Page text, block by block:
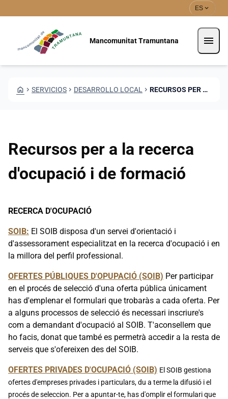
ES expand_more
Mancomunitat Tramuntana menu
HOME CHEVRON_RIGHT SERVICIOS CHEVRON_RIGHT DESARROLLO LOCAL CHEVRON_RIGHT RECURSOS PER A LA RECERCA DE FEINA
Recursos per a la recerca
d'ocupació i de formació
RECERCA D'OCUPACIÓ
SOIB: El SOIB disposa d'un servei d'orientació i
d'assessorament especialitzat en la recerca d'ocupació i en
la millora del perfil professional.
OFERTES PÚBLIQUES D'OPUPACIÓ (SOIB) Per participar
en el procés de selecció d'una oferta pública únicament
has d'emplenar el formulari que trobaràs a cada oferta. Per
a alguns processos de selecció és necessari inscriure's
com a demandant d'ocupació al SOIB. T'aconsellem que
ho facis, donat que també es permetrà accedir a la resta de
serveis que s'ofereixen des del SOIB.
OFERTES PRIVADES D'OCUPACIÓ (SOIB) El SOIB gestiona
ofertes d'empreses privades i particulars, du a terme la difusió i el
procés de seleccion. Per a apuntar-te, has d'omplir el formulari que